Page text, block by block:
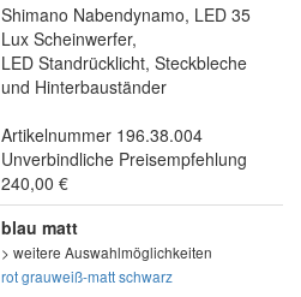
Shimano Nabendynamo, LED 35
Lux Scheinwerfer,
LED Standrücklicht, Steckbleche
und Hinterbauständer
Artikelnummer 196.38.004
Unverbindliche Preisempfehlung
240,00 €
blau matt
> weitere Auswahlmöglichkeiten
rotgrauweiß-mattschwarz